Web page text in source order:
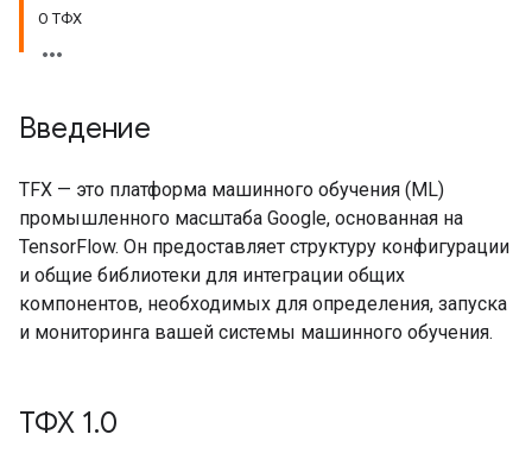
О ТФХ
Введение
TFX — это платформа машинного обучения (ML)
промышленного масштаба Google, основанная на
TensorFlow. Он предоставляет структуру конфигурации
и общие библиотеки для интеграции общих
компонентов, необходимых для определения, запуска
и мониторинга вашей системы машинного обучения.
ТФХ 1.0